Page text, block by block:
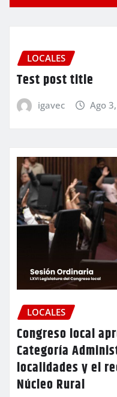
LOCALES
Test post title
igavec Ago
LOCALES
Congreso local
Categoría
localidades y el
Núcleo Rural